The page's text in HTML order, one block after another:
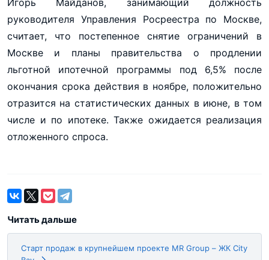
руководителя Управления Росреестра по Москве,
считает, что постепенное снятие ограничений в
Москве и планы правительства о продлении
льготной ипотечной программы под 6,5% после
окончания срока действия в ноябре, положительно
отразится на статистических данных в июне, в том
числе и по ипотеке. Также ожидается реализация
отложенного спроса.
Читать дальше
Старт продаж в крупнейшем проекте MR Group – ЖК City